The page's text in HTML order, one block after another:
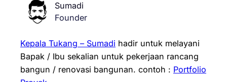
Sumadi
Founder
Kepala Tukang – Sumadi hadir untuk melayani
Bapak / Ibu sekalian untuk pekerjaan rancang
bangun / renovasi bangunan. contoh : Portfolio